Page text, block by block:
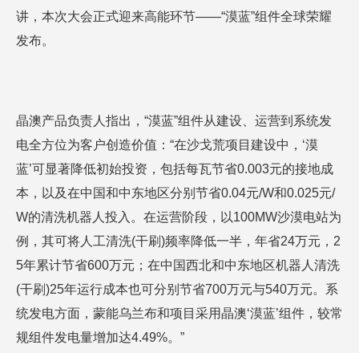
讲，本次大会正式迎来高能环节——“漠蓝”组件全球荣耀
发布。
晶澳产品负责人指出，“漠蓝”组件从建设、运营到系统发
电全方位为客户创造价值：“在沙戈荒项目建设中，‘漠
蓝’可显著降低初始投资，包括每瓦节省0.003元的接地成
本，以及在中国和中东地区分别节省0.04元/W和0.025元/
W的清洗机器人投入。在运营阶段，以100MW沙漠电站为
例，其可将人工清洗(干刷)频率降低一半，年省24万元，2
5年累计节省600万元；在中国西北和中东地区机器人清洗
(干刷)25年运行成本也可分别节省700万元与540万元。系
统发电方面，蒙能乌兰布和项目采用晶澳‘漠蓝’组件，较常
规组件发电量增加达4.49%。”